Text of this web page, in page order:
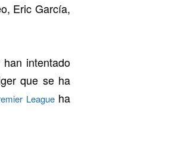
Eric García,
intentado
que se ha
Leagueha